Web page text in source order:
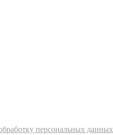
персональных данных